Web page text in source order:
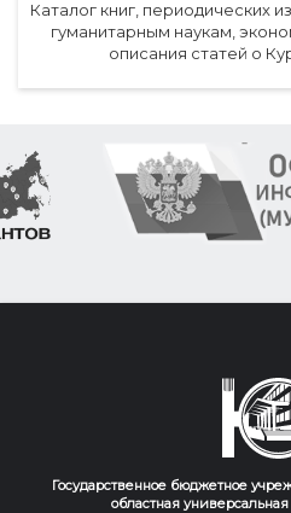
Каталог книг, периодических
гуманитарным наукам,
описания статей о
Государственное бюджетное
областная